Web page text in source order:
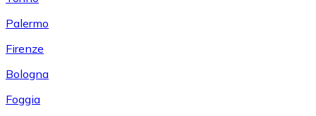
Palermo
Firenze
Bologna
Foggia